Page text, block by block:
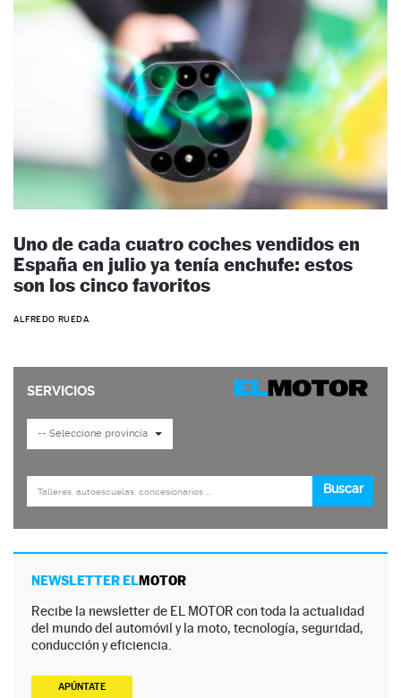
Uno de cada cuatro coches vendidos en
España en julio ya tenía enchufe: estos
son los cinco favoritos
ALFREDO RUEDA
NEWSLETTER ELMOTOR
Recibe la newsletter de EL MOTOR con toda la actualidad
del mundo del automóvil y la moto, tecnología, seguridad,
conducción y eficiencia.
APÚNTATE